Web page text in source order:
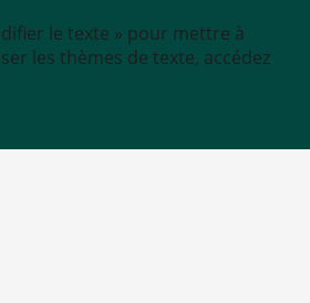
le texte » pour mettre à
les thèmes de texte, accédez